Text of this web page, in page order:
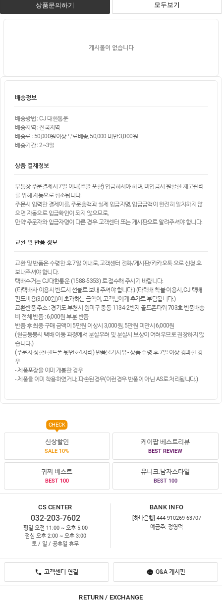
상품문의하기 모두보기
게시물이 없습니다
배송정보
배송방법 : CJ 대한통운
배송지역 : 전국지역
배송료 : 50,000원이상 무료배송, 50,000 미만 3,000원
배송기간 : 2~3일
상품 결제정보
무통장 주문결제시 7일 이내(주말 포함) 입금하셔야 하며, 미입금시 원활한 재고관리
를 위해 자동으로 취소됩니다.
주문시 입력한 결제이름, 주문총액과 실제 입금자명, 입금금액이 완전히 일치하지 않
으면 자동으로 입금확인이 되지 않으므로,
만약 주문자와 입금자명이 다른 경우 고객센터 또는 게시판으로 알려주셔야 합니다.
교환 및 반품 정보
교환 및 반품은 수령한 후 7일 이내로, 고객센터 전화/게시판/카카오톡 으로 신청 후
보내주셔야 합니다.
택배수거는 CJ대한통운 (1588-5353) 로 접수해 주시기 바랍니다.
(타택배사 이용시 반드시 선불로 보내 주셔야 합니다.) (타택배 착불 이용시, CJ 택배
편도비용(3,000원)이 초과하는 금액이, 고객님에게 추가로 부담됩니다.)
교환반품 주소 : 경기도 부천시 원미구 중동 1134-2번지 골드존타워 703호 반품배송
비 전체 반품 : 6,000원 부분 반품
반품 후 최종 구매 금액이 5만원 이상시 3,000원, 5만원 미만시 6,000원
(현금동봉시 택배 이동 과정에서 분실우려 및 분실시 보상이 어려우므로 권장하지 않
습니다.)
(주문자 성함+핸드폰 뒷번호4자리) 반품불가사유 - 상품 수령 후 7일 이상 경과한 경
우
- 제품포장을 이미 개봉한 경우
- 제품을 이미 착용하였거나, 파손된경우(이런경우 반품이 아닌 AS로 처리됩니다.)
신상할인
SALE 10%
CHECK
케이팝 베스트리뷰
BEST REVIEW
귀찌 베스트
BEST 100
유니크.남자스타일
BEST 100
CS CENTER
032-203-7602
평일 오전 11:00 ~ 오후 5:00
점심 오후 2:00 ~ 오후 3:00
토 / 일 / 공휴일 휴무
BANK INFO
[하나은행] 444-910269-63707
예금주: 정영덕
고객센터 연결 Q&A 게시판
RETURN / EXCHANGE